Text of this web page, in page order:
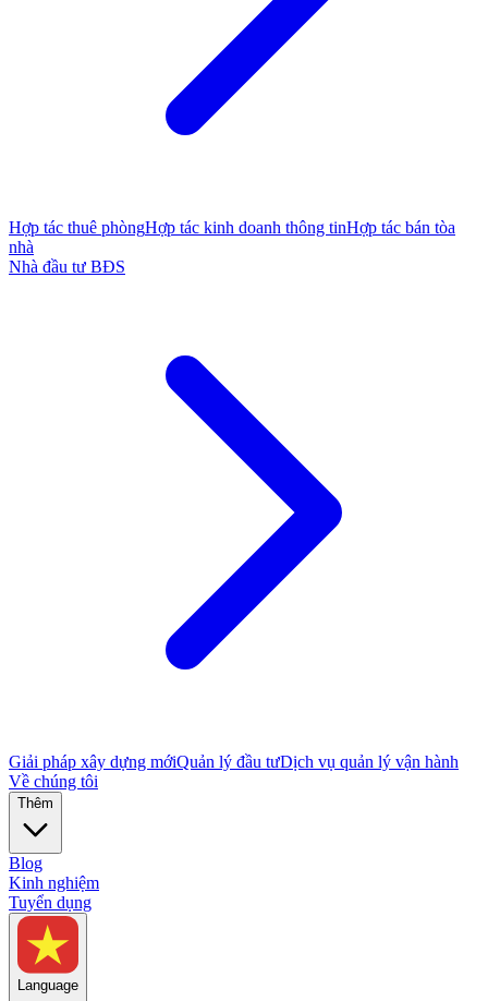
Hợp tác thuê phòngHợp tác kinh doanh thông tinHợp tác bán tòa
nhà
Nhà đầu tư BĐS
Giải pháp xây dựng mớiQuản lý đầu tưDịch vụ quản lý vận hành
Về chúng tôi
Thêm
Blog
Kinh nghiệm
Tuyển dụng
Language